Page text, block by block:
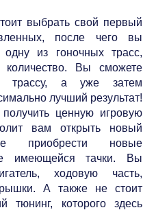
выбрать свой первый
после чего вы
из гоночных трасс,
количество. Вы сможете
трассу, а уже затем
лучший результат!
ценную игровую
вам открыть новый
приобрести новые
имеющейся тачки. Вы
ходовую часть,
А также не стоит
которого здесь